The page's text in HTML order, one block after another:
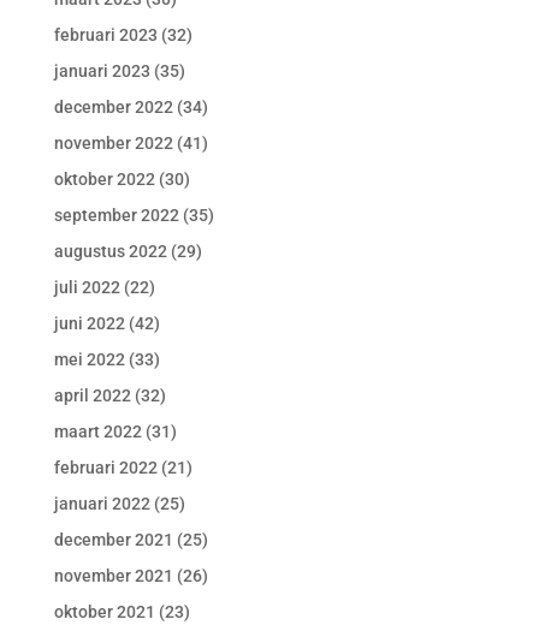
februari 2023 (32)
januari 2023 (35)
december 2022 (34)
november 2022 (41)
oktober 2022 (30)
september 2022 (35)
augustus 2022 (29)
juli 2022 (22)
juni 2022 (42)
mei 2022 (33)
april 2022 (32)
maart 2022 (31)
februari 2022 (21)
januari 2022 (25)
december 2021 (25)
november 2021 (26)
oktober 2021 (23)